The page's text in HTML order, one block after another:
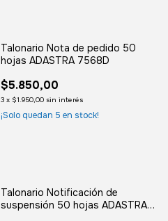
Talonario Nota de pedido 50
hojas ADASTRA 7568D
$5.850,00
3 x $1.950,00 sin interés
¡Solo quedan 5 en stock!
Talonario Notificación de
suspensión 50 hojas ADASTRA